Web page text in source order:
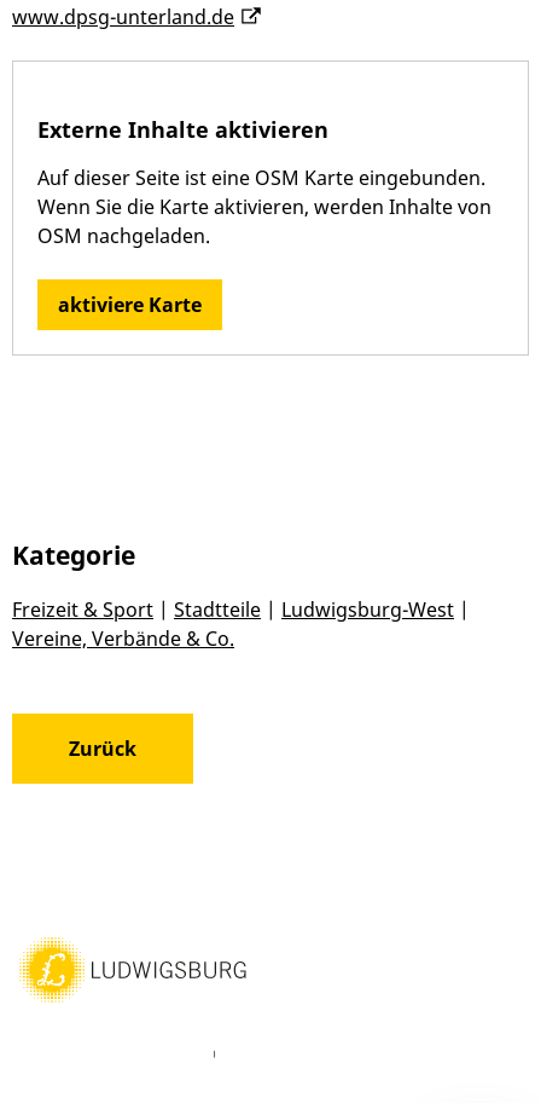
www.dpsg-unterland.de
Externe Inhalte aktivieren
Auf dieser Seite ist eine OSM Karte eingebunden.
Wenn Sie die Karte aktivieren, werden Inhalte von
OSM nachgeladen.
aktiviere Karte
Kategorie
Freizeit & Sport | Stadtteile | Ludwigsburg-West |
Vereine, Verbände & Co.
Zurück
LinkedIn